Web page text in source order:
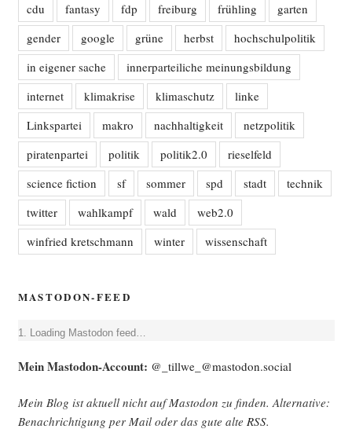
cdu
fantasy fdp freiburg frühling
garten
gender
google grüne herbst
hochschulpolitik
in eigener sache
innerparteiliche meinungsbildung
internet
klimakrise klimaschutz
linke
Linkspartei
makro nachhaltigkeit
netzpolitik
piratenpartei
politik politik2.0
rieselfeld
science fiction
sf sommer spd stadt
technik
twitter
wahlkampf wald
web2.0
winfried kretschmann
winter wissenschaft
MASTODON-FEED
Loa­ding Mast­o­don feed…
Mein Mast­o­don-Account: @_tillwe_@mastodon.social
Mein Blog ist aktu­ell nicht auf Mast­o­don zu fin­den. Alter­na­ti­ve:
Benach­rich­ti­gung per Mail oder das gute alte RSS.